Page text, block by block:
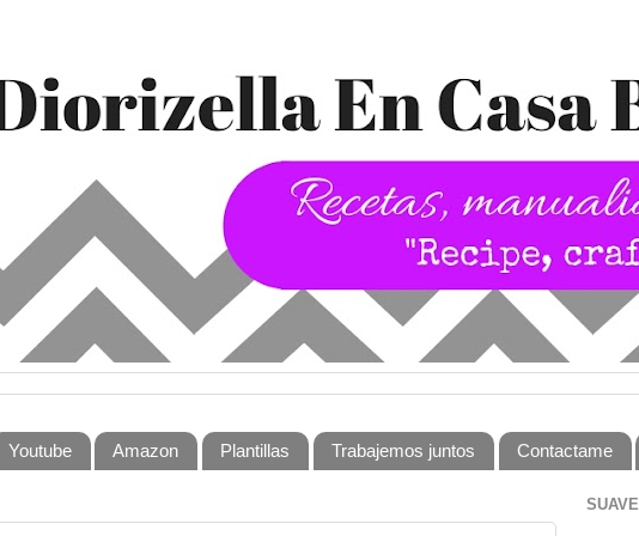
Youtube Amazon Plantillas Trabajemos juntos Contactame